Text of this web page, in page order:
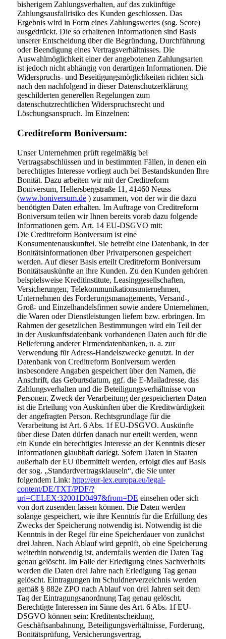
bisherigem Zahlungsverhalten, auf das zukünftige
Zahlungsausfallrisiko des Kunden geschlossen. Das
Ergebnis wird in Form eines Zahlungswertes (sog. Score)
ausgedrückt. Die so erhaltenen Informationen sind Basis
unserer Entscheidung über die Begründung, Durchführung
oder Beendigung eines Vertragsverhältnisses. Die
Auswahlmöglichkeit einer der angebotenen Zahlungsarten
ist jedoch nicht abhängig von derartigen Informationen. Die
Widerspruchs- und Beseitigungsmöglichkeiten richten sich
nach den nachfolgend in dieser Datenschutzerklärung
geschilderten generellen Regelungen zum
datenschutzrechtlichen Widerspruchsrecht und
Löschungsanspruch. Im Einzelnen:
Creditreform Boniversum:
Unser Unternehmen prüft regelmäßig bei
Vertragsabschlüssen und in bestimmten Fällen, in denen ein
berechtigtes Interesse vorliegt auch bei Bestandskunden Ihre
Bonität. Dazu arbeiten wir mit der Creditreform
Boniversum, Hellersbergstraße 11, 41460 Neuss
(www.boniversum.de) zusammen, von der wir die dazu
benötigten Daten erhalten. Im Auftrage von Creditreform
Boniversum teilen wir Ihnen bereits vorab dazu folgende
Informationen gem. Art. 14 EU-DSGVO mit:
Die Creditreform Boniversum ist eine
Konsumentenauskunftei. Sie betreibt eine Datenbank, in der
Bonitätsinformationen über Privatpersonen gespeichert
werden. Auf dieser Basis erteilt Creditreform Boniversum
Bonitätsauskünfte an ihre Kunden. Zu den Kunden gehören
beispielsweise Kreditinstitute, Leasinggesellschaften,
Versicherungen, Telekommunikationsunternehmen,
Unternehmen des Forderungsmanagements, Versand-,
Groß- und Einzelhandelsfirmen sowie andere Unternehmen,
die Waren oder Dienstleistungen liefern bzw. erbringen. Im
Rahmen der gesetzlichen Bestimmungen wird ein Teil der
in der Auskunftsdatenbank vorhandenen Daten auch für die
Belieferung anderer Firmendatenbanken, u. a. zur
Verwendung für Adress-Handelszwecke genutzt. In der
Datenbank von Creditreform Boniversum werden
insbesondere Angaben gespeichert über den Namen, die
Anschrift, das Geburtsdatum, ggf. die E-Mailadresse, das
Zahlungsverhalten und die Beteiligungsverhältnisse von
Personen. Zweck der Verarbeitung der gespeicherten Daten
ist die Erteilung von Auskünften über die Kreditwürdigkeit
der angefragten Person. Rechtsgrundlage für die
Verarbeitung ist Art. 6 Abs. 1f EU-DSGVO. Auskünfte
über diese Daten dürfen danach nur erteilt werden, wenn
ein Kunde ein berechtigtes Interesse an der Kenntnis dieser
Informationen glaubhaft darlegt. Sofern Daten in Staaten
außerhalb der EU übermittelt werden, erfolgt dies auf Basis
der sog. „Standardvertragsklauseln“, die Sie unter
folgendem Link: http://eur-lex.europa.eu/legal-
content/DE/TXT/PDF/?
uri=CELEX:32001D0497&from=DE einsehen oder sich
von dort zusenden lassen können. Die Daten werden
solange gespeichert, wie ihre Kenntnis für die Erfüllung des
Zwecks der Speicherung notwendig ist. Notwendig ist die
Kenntnis in der Regel für eine Speicherdauer von zunächst
drei Jahren. Nach Ablauf wird geprüft, ob eine Speicherung
weiterhin notwendig ist, andernfalls werden die Daten Tag
genau gelöscht. Im Falle der Erledigung eines Sachverhalts
werden die Daten drei Jahre nach Erledigung Tag genau
gelöscht. Eintragungen im Schuldnerverzeichnis werden
gemäß § 882e ZPO nach Ablauf von drei Jahren seit dem
Tag der Eintragungsanordnung Tag genau gelöscht.
Berechtigte Interessen im Sinne des Art. 6 Abs. 1f EU-
DSGVO können sein: Kreditentscheidung,
Geschäftsanbahnung, Beteiligungsverhältnisse, Forderung,
Bonitätsprüfung, Versicherungsvertrag,